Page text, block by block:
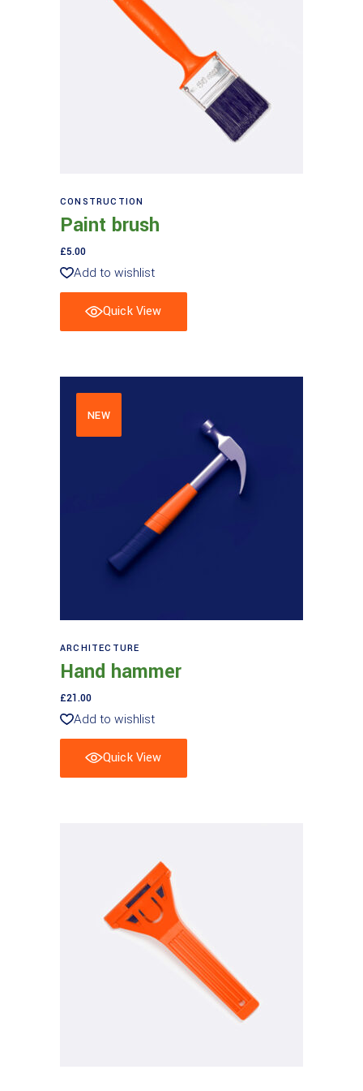
Aggiungi al carrello
CONSTRUCTION
Paint brush
£5.00
Add to wishlist
Quick View
NEW
Aggiungi al carrello
ARCHITECTURE
Hand hammer
£21.00
Add to wishlist
Quick View